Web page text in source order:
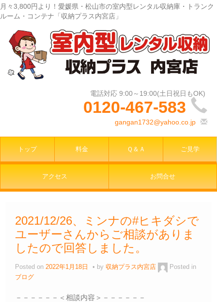
月々3,800円より！愛媛県・松山市の室内型レンタル収納庫・トランク
ルーム・コンテナ「収納プラス内宮店」
0120-467-583
gangan1732@yahoo.co.jp
トップ 料金 Ｑ＆Ａ ご見学
アクセス お問合せ
2021/12/26、ミンナの#ヒキダシで
ユーザーさんからご相談がありま
したので回答しました。
Posted on 2022年1月18日 by 収納プラス内宮店
Posted in
ブログ
－－－－－－＜相談内容＞－－－－－－